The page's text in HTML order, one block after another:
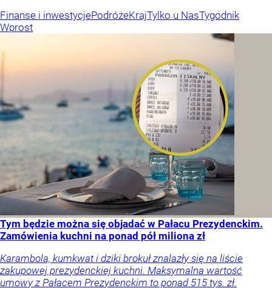
Finanse i inwestycjePodróżeKrajTylko u NasTygodnik
Wprost
Tym będzie można się objadać w Pałacu Prezydenckim.
Zamówienia kuchni na ponad pół miliona zł
Karambola, kumkwat i dziki brokuł znalazły się na liście
zakupowej prezydenckiej kuchni. Maksymalna wartość
umowy z Pałacem Prezydenckim to ponad 515 tys. zł.